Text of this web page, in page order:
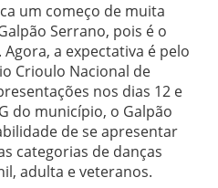
um começo de muita
Serrano, pois é o
a expectativa é pelo
Crioulo Nacional de
nos dias 12 e
do município, o Galpão
de se apresentar
categorias de danças
adulta e veteranos.